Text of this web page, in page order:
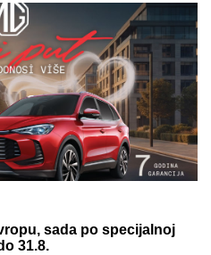
sada po specijalnoj
31.8.